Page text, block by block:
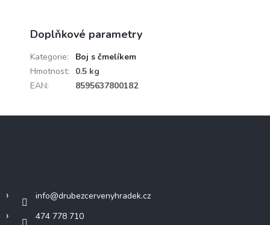
Doplňkové parametry
Kategorie:
Boj s čmelíkem
Hmotnost:
0.5 kg
EAN: 8595637800182
info@drubezcervenyhradek.cz
474 778 710